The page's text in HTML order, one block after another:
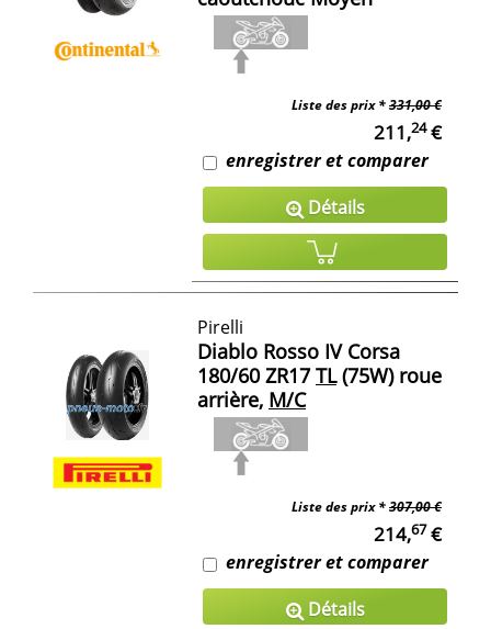
Liste des prix *331,00 €
211,24€
enregistrer et comparer
Détails
Pirelli
Diablo Rosso IV Corsa
180/60 ZR17 TL(75W) roue
arrière, M/C
Liste des prix *307,00 €
214,67€
enregistrer et comparer
Détails